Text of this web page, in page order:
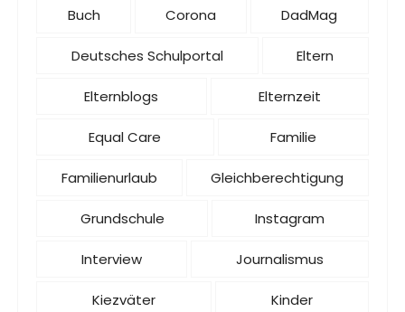
Buch Corona DadMag
Deutsches Schulportal Eltern
Elternblogs Elternzeit
Equal Care Familie
Familienurlaub Gleichberechtigung
Grundschule Instagram
Interview Journalismus
Kiezväter Kinder